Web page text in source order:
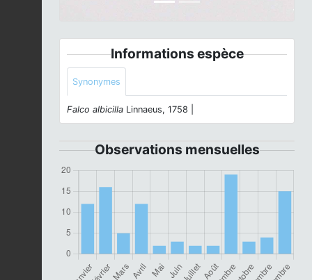
Informations espèce
Synonymes
Falco albicilla Linnaeus, 1758 |
Observations mensuelles